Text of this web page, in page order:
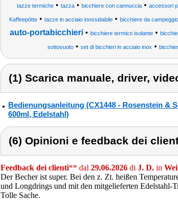
tazze termiche• tazza• bicchiere con cannuccia• accessori
Kaffeepötte• tazze in acciaio inossidabile• bicchiere da campeggio
auto-portabicchieri • bicchiere termico isolante •
sottovuoto• set di bicchieri in acciaio inox •
(1) Scarica manuale, driver,
Bedienungsanleitung (CX1448 - Rosenstein &
600ml, Edelstahl)
(6) Opinioni e feedback dei
Feedback dei clienti** dal 29.06.2026 di J. D. in
Der Becher ist super. Bei den z. Zt. heißen
und Longdrings und mit den mitgelieferten Edelstahl-
Tolle Sache.